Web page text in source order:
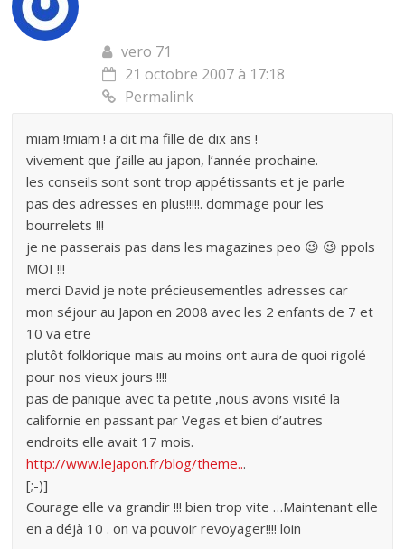
vero 71
21 octobre 2007 à 17:18
Permalink
miam !miam ! a dit ma fille de dix ans !
vivement que j’aille au japon, l’année prochaine.
les conseils sont sont trop appétissants et je parle
pas des adresses en plus!!!!!. dommage pour les
bourrelets !!!
je ne passerais pas dans les magazines peo 😉 😉 ppols
MOI !!!
merci David je note précieusementles adresses car
mon séjour au Japon en 2008 avec les 2 enfants de 7 et
10 va etre
plutôt folklorique mais au moins ont aura de quoi rigolé
pour nos vieux jours !!!!
pas de panique avec ta petite ,nous avons visité la
californie en passant par Vegas et bien d’autres
endroits elle avait 17 mois.
http://www.lejapon.fr/blog/theme...
[;-)]
Courage elle va grandir !!! bien trop vite …Maintenant elle
en a déjà 10 . on va pouvoir revoyager!!!! loin